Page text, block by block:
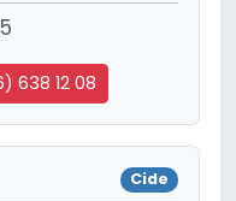
638 12 08
Cide